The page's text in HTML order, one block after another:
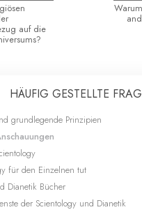
auf die
HÄUFIG GESTELLTE
grundlegende Prinzipien
für den Einzelnen tut
Dianetik Bücher
der Scientology und Dianetik